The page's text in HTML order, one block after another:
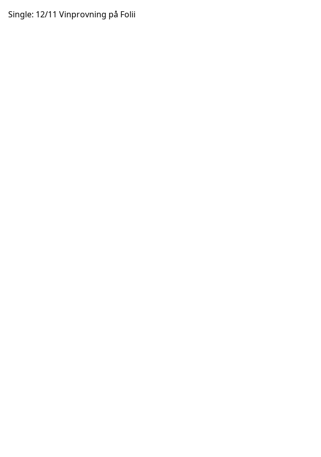
Single: 12/11 Vinprovning på Folii